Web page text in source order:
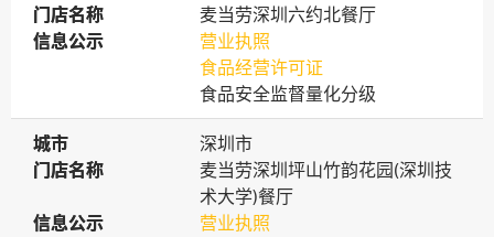
门店名称
门店名称
麦当劳深圳六约北餐厅
信息公示
信息公示
营业执照
食品经营许可证
食品安全监督量化分级
城市
城市
深圳市
门店名称
门店名称
麦当劳深圳坪山竹韵花园(深圳技
术大学)餐厅
信息公示
信息公示
营业执照